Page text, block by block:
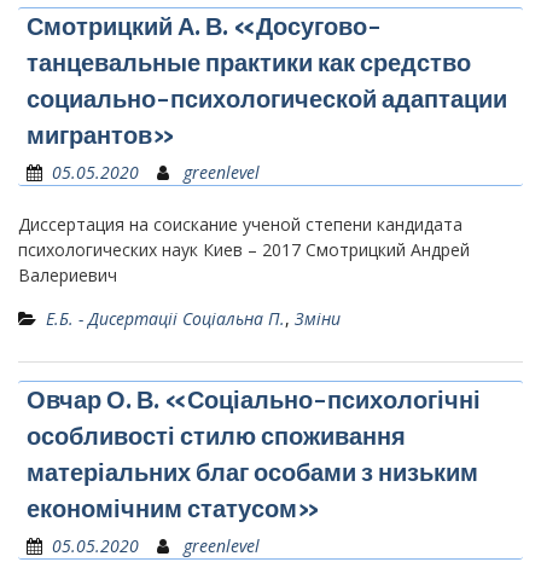
Смотрицкий А. В. «Досугово-
танцевальные практики как средство
социально-психологической адаптации
мигрантов»
05.05.2020 greenlevel
Диссертация на соискание ученой степени кандидата
психологических наук Киев – 2017 Смотрицкий Андрей
Валериевич
Е.Б. - Дисертаціі Соціальна П., Зміни
Овчар О. В. «Соціально-психологічні
особливості стилю споживання
матеріальних благ особами з низьким
економічним статусом»
05.05.2020 greenlevel